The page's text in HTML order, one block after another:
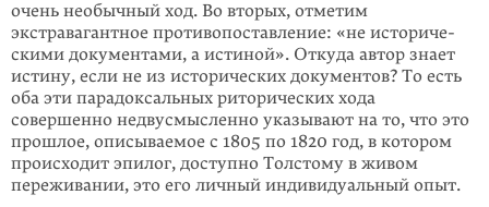
очень необыч­ный ход. Во вторых, отметим
экстравагантное противопоставление: «не исто­ри­че­
скими документами, а истиной». Откуда автор знает
истину, если не из исторических документов? То есть
оба эти парадоксальных риторических хода
совершенно недвусмысленно указывают на то, что это
прошлое, описы­вае­мое с 1805 по 1820 год, в котором
происходит эпилог, доступно Толстому в живом
переживании, это его личный индивидуальный опыт.